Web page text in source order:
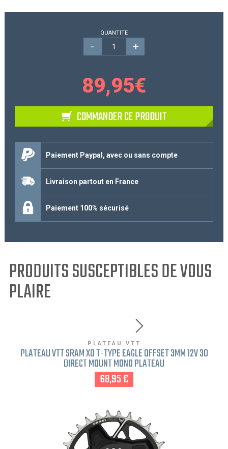
QUANTITE
- +
89,95€
COMMANDER CE PRODUIT
Paiement Paypal, avec ou sans compte
Livraison partout en France
Paiement 100% sécurisé
PRODUITS SUSCEPTIBLES DE VOUS
PLAIRE
PLATEAU VTT
PLATEAU VTT SRAM X0 T-TYPE EAGLE OFFSET 3MM 12V 30
DIRECT MOUNT MONO PLATEAU
68,95 €